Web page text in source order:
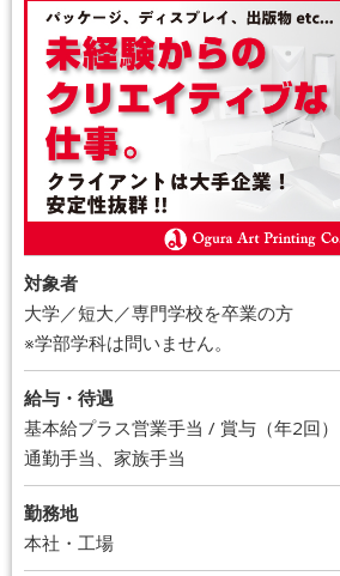
対象者
大学／短大／専門学校を卒業の方
※学部学科は問いません。
給与・待遇
基本給プラス営業手当 / 賞与（年2回）
通勤手当、家族手当
勤務地
本社・工場